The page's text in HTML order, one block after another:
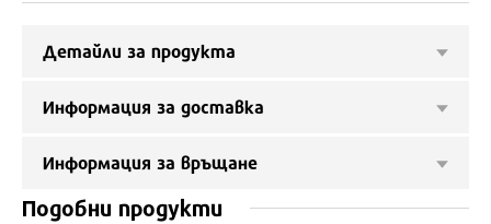
Детайли за продукта
Информация за доставка
Информация за връщане
Подобни продукти